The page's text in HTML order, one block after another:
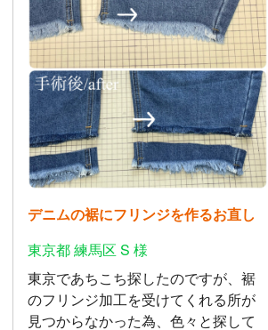
デニムの裾にフリンジを作るお直し
東京都 練馬区 S 様
東京であちこち探したのですが、裾
のフリンジ加工を受けてくれる所が
見つからなかった為、色々と探して